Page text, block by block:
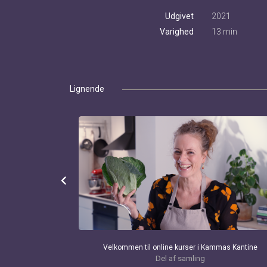
Udgivet
2021
Varighed
13 min
Lignende
chevron_left
Velkommen til online kurser i Kammas Kantine
Del af samling